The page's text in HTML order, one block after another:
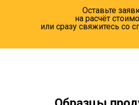
Оставьте
на расчёт
или сразу свяжитесь со